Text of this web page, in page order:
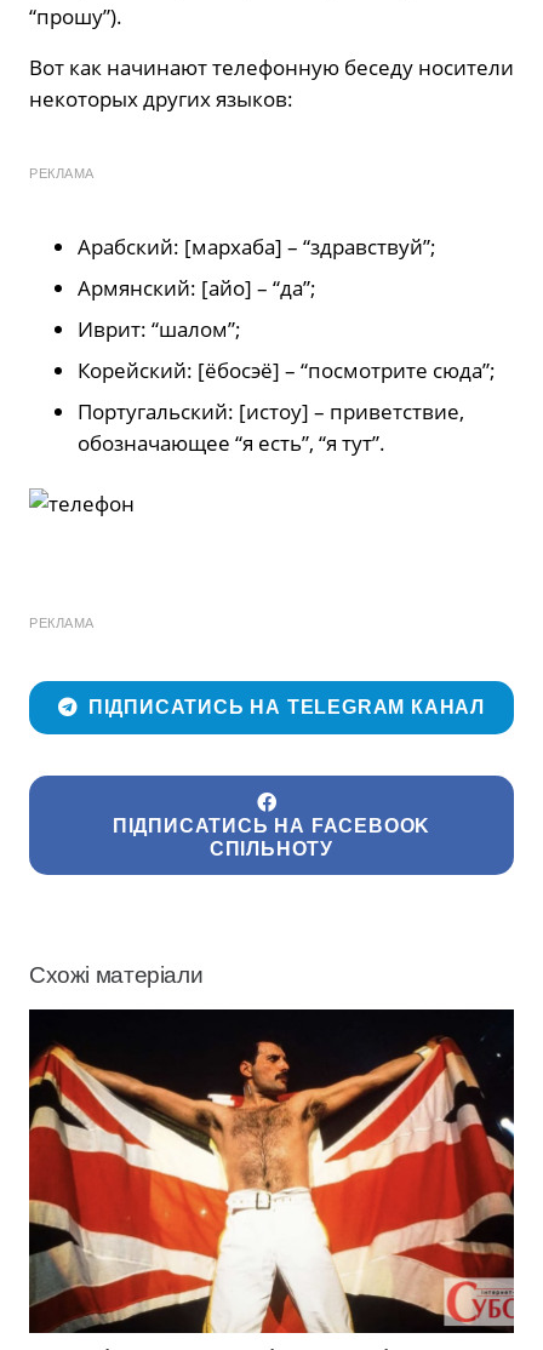
“прошу”).
Вот как начинают телефонную беседу носители
некоторых других языков:
РЕКЛАМА
Арабский: [мархаба] – “здравствуй”;
Армянский: [айо] – “да”;
Иврит: “шалом”;
Корейский: [ёбосэё] – “посмотрите сюда”;
Португальский: [истоу] – приветствие,
обозначающее “я есть”, “я тут”.
РЕКЛАМА
ПІДПИСАТИСЬ НА TELEGRAM КАНАЛ
ПІДПИСАТИСЬ НА FACEBOOK
СПІЛЬНОТУ
Схожі матеріали